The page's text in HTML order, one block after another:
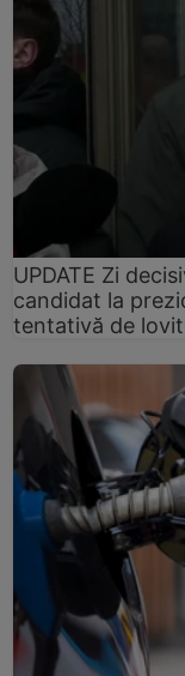
UPDATE Zi
candidat la
tentativă de